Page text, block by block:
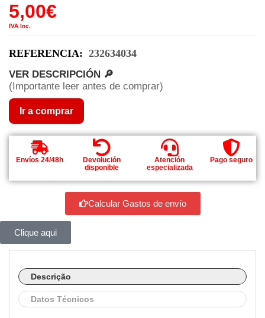
5,00€
IVA Inc.
REFERENCIA: 232634034
VER DESCRIPCIÓN 🔎
(Importante leer antes de comprar)
Ir a comprar
Envíos 24/48h
Devolución
disponible
Atención
especializada
Pago seguro
Calcular Gastos de envío
Clique aqui
Descrição
Datos Técnicos